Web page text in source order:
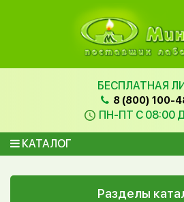
БЕСПЛАТНАЯ
8 (800) 100-
ПН-ПТ С 08:00
КАТАЛОГ
Разделы